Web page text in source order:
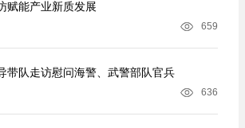
赋能产业新质发展
659
带队走访慰问海警、武警部队官兵
636